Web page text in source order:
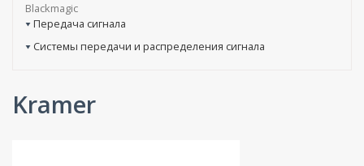
Blackmagic
Передача сигнала
Системы передачи и распределения сигнала
Kramer